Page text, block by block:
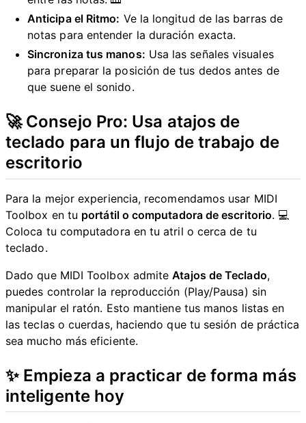
Anticipa el Ritmo: Ve la longitud de las barras de
notas para entender la duración exacta.
Sincroniza tus manos: Usa las señales visuales
para preparar la posición de tus dedos antes de
que suene el sonido.
🚀 Consejo Pro: Usa atajos de
teclado para un flujo de trabajo de
escritorio
Para la mejor experiencia, recomendamos usar MIDI
Toolbox en tu portátil o computadora de escritorio. 💻
Coloca tu computadora en tu atril o cerca de tu
teclado.
Dado que MIDI Toolbox admiteAtajos de Teclado,
puedes controlar la reproducción (Play/Pausa) sin
manipular el ratón. Esto mantiene tus manos listas en
las teclas o cuerdas, haciendo que tu sesión de práctica
sea mucho más eficiente.
✨ Empieza a practicar de forma más
inteligente hoy